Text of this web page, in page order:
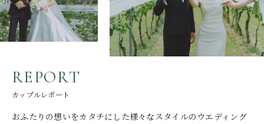
REPORT
カップルレポート
おふたりの想いをカタチにした様々なスタイルのウエディング